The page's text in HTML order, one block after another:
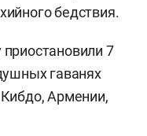
бедствия.
7
гаванях
Армении,